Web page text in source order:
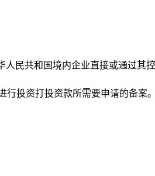
人民共和国境内企业直接或通过
投资打投资款所需要申请的备案